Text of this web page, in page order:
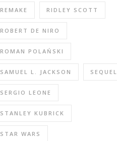
REMAKE RIDLEY SCOTT
ROBERT DE NIRO
ROMAN POLAŃSKI
SAMUEL L. JACKSON SEQUEL
SERGIO LEONE
STANLEY KUBRICK
STAR WARS